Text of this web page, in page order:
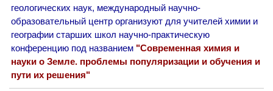
геологических наук, международный научно-
образовательный центр организуют для учителей химии и
географии старших школ научно-практическую
конференцию под названием "Современная химия и
науки о Земле. проблемы популяризации и обучения и
пути их решения"